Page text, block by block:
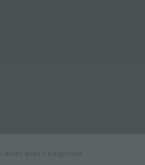
> évier avec 1 baignoire